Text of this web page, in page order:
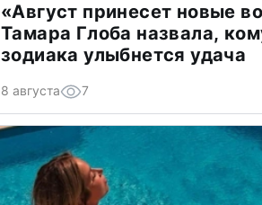
«Август принесет новые
Тамара Глоба назвала,
зодиака улыбнется удача
8 августа 7